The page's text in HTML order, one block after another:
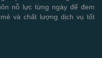
nỗ lực từng ngày để đem
và chất lượng dịch vụ tốt